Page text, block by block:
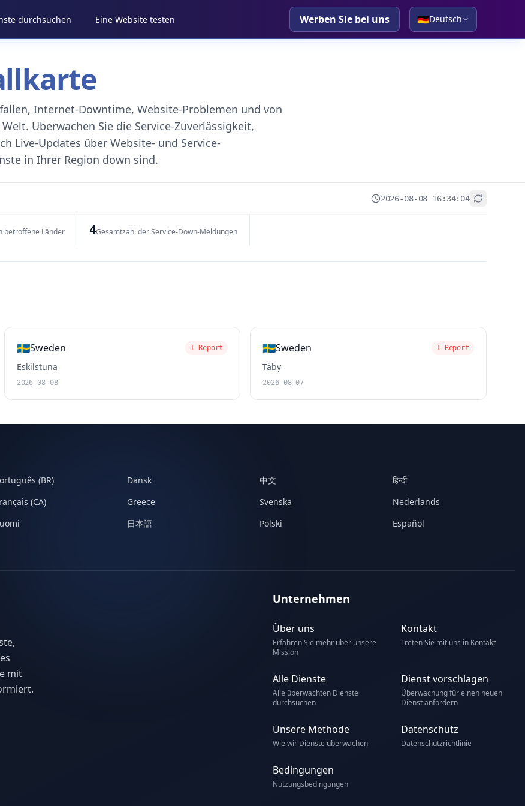
durchsuchen Eine Website testen Werben Sie bei uns 🇩🇪Deutsch
Internet-Downtime, Website-Problemen und von
Überwachen Sie die Service-Zuverlässigkeit,
Live-Updates über Website- und Service-
in Ihrer Region down sind.
2026-08-08 16:34:04
betroffene Länder 4Gesamtzahl der Service-Down-Meldungen
🇸🇪Sweden 1 Report
Eskilstuna
2026-08-08
🇸🇪Sweden 1 Report
Täby
2026-08-07
(BR) Dansk 中文
हिन्दी
(CA) Greece Svenska
Nederlands
日本語 Polski
Español
mit
Unternehmen
Über uns
Erfahren Sie mehr über unsere
Mission
Kontakt
Treten Sie mit uns in Kontakt
Alle Dienste
Alle überwachten Dienste
durchsuchen
Dienst vorschlagen
Überwachung für einen neuen
Dienst anfordern
Unsere Methode
Wie wir Dienste überwachen
Datenschutz
Datenschutzrichtlinie
Bedingungen
Nutzungsbedingungen